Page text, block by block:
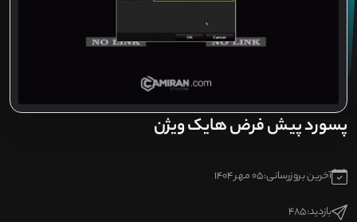
پسورد پیش فرض هایک ویژن
آخرین بروزرسانی:05 مهر 1404
بازدید:485